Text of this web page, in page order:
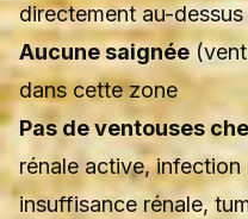
directement au-
Aucune saignée
dans cette zone
Pas de ventouses
rénale active,
insuffisance rénale,